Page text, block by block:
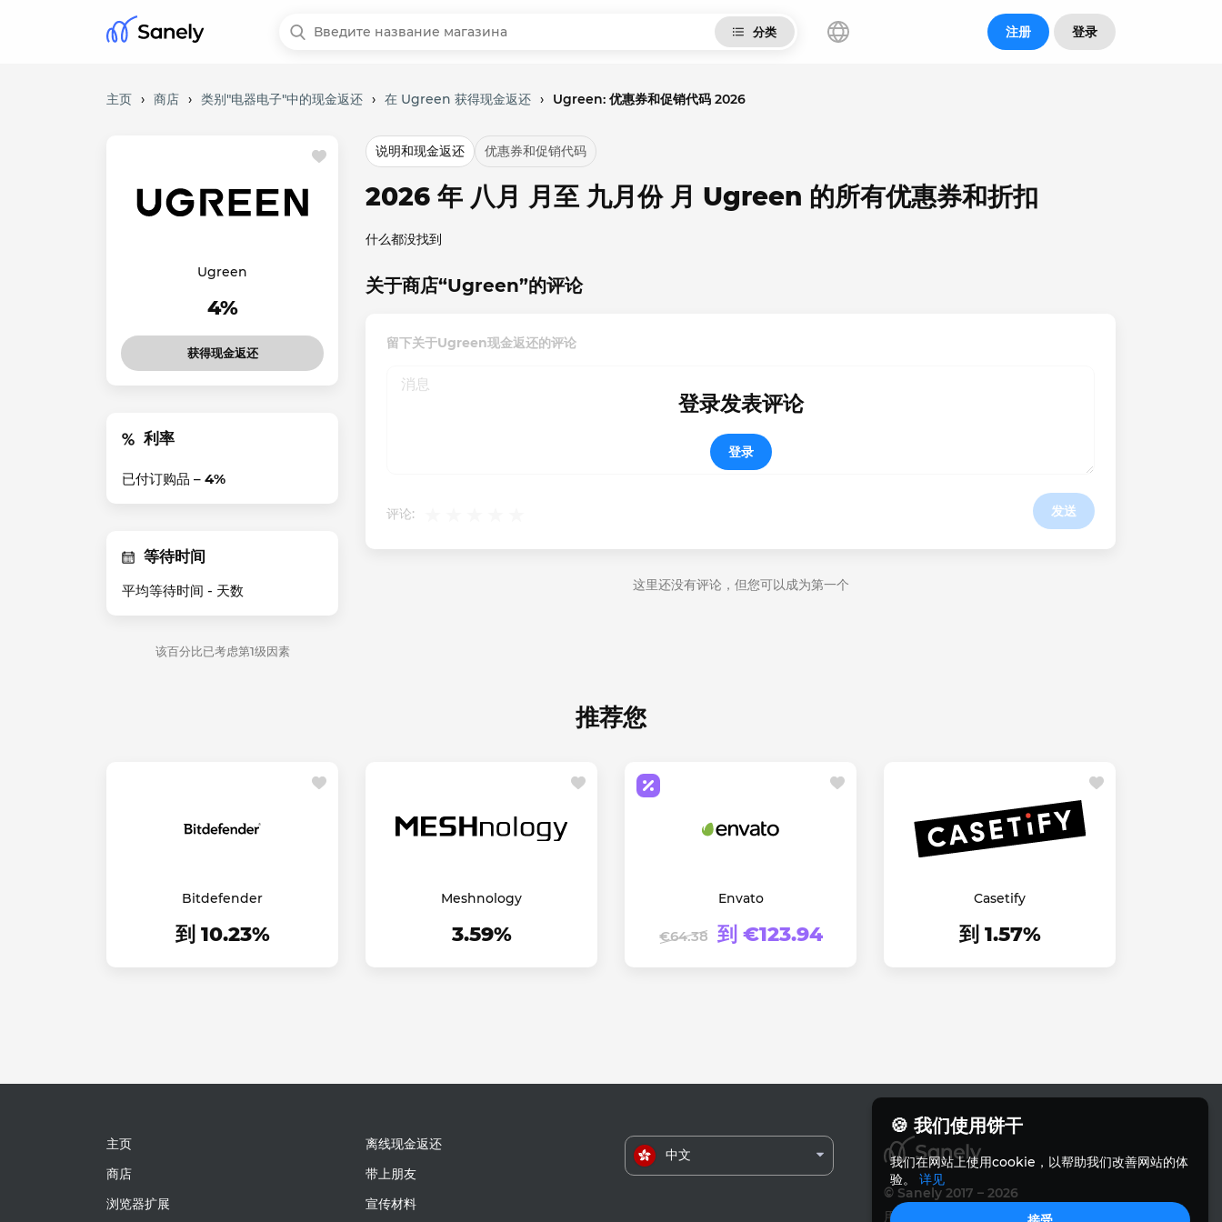
分类 注册 登录
主页 › 商店 › 类别"电器电子"中的现金返还 › 在 Ugreen 获得现金返还 › Ugreen: 优惠券和促销代码 2026
Ugreen
4%
获得现金返还
利率
已付订购品 – 4%
等待时间
平均等待时间 - 天数
该百分比已考虑第1级因素
说明和现金返还 优惠券和促销代码
2026 年 八月 月至 九月份 月 Ugreen 的所有优惠券和折扣
什么都没找到
关于商店“Ugreen”的评论
留下关于Ugreen现金返还的评论
评论: 发送
登录发表评论
登录
这里还没有评论，但您可以成为第一个
推荐您
Bitdefender
到 10.23%
Meshnology
3.59%
Envato
€64.38 到 €123.94
Casetify
到 1.57%
主页
商店
浏览器扩展
离线现金返还
带上朋友
宣传材料
中文
© Sanely 2017 – 2026
用户协议
🍪 我们使用饼干
我们在网站上使用cookie，以帮助我们改善网站的体
验。 详见